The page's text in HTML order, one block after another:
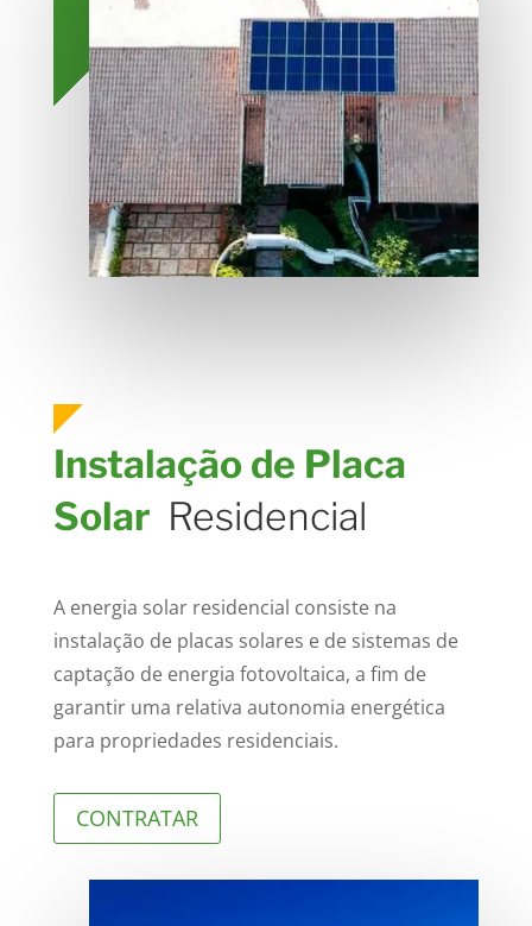
Instalação de Placa
Solar Residencial
A energia solar residencial consiste na
instalação de placas solares e de sistemas de
captação de energia fotovoltaica, a fim de
garantir uma relativa autonomia energética
para propriedades residenciais.
CONTRATAR